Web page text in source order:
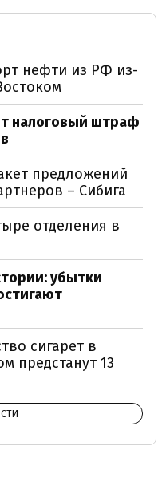
нефти из РФ из-
налоговый штраф
предложений
– Сибига
отделения в
убытки
сигарет в
предстанут 13